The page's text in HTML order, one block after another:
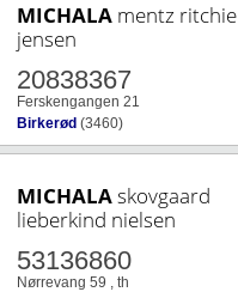
MICHALA mentz ritchie
jensen
20838367
Ferskengangen 21
Birkerød (3460)
MICHALAskovgaard
lieberkind nielsen
53136860
Nørrevang 59 , th